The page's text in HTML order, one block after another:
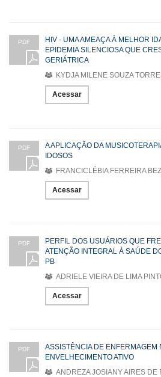
PDF
HIV - UMA AMEAÇA À MELHOR
EPIDEMIA SILENCIOSA QUE
GERIÁTRICA
KYDJA MILENE SOUZA
Acessar
PDF
A APLICAÇÃO DA
IDOSOS
FRANCICLÉBIA FERREIRA
Acessar
PDF
PERFIL DOS USUÁRIOS QUE
ATENÇÃO INTEGRAL À SAÚDE
PB
ADRIELE VIEIRA DE LIMA
Acessar
PDF
ASSISTÊNCIA DE ENFERMAGEM
ENVELHECIMENTO ATIVO
ANDREZA JOSIANY AIRES DE